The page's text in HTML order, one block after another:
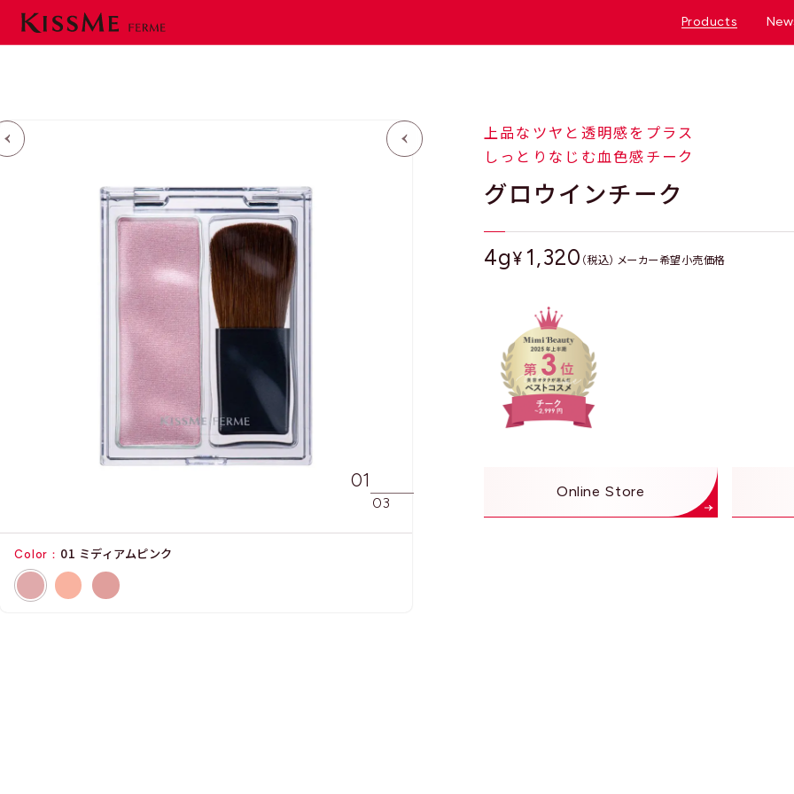
Products
01
03
Color： 01 ミディアムピンク
上品なツヤと透明感をプラス
しっとりなじむ血色感チーク
グロウインチーク
4g¥ 1,320 （税込） メーカー希望小売価格
Online Store